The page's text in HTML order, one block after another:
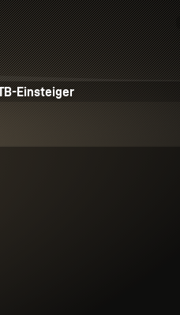
Einsteiger